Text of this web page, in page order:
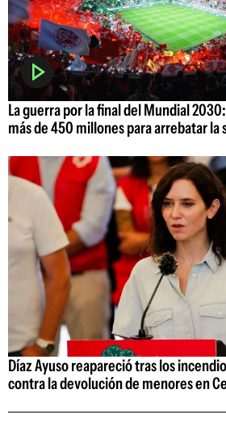
La guerra por la final del Mundial
más de 450 millones para arrebatar la
Díaz Ayuso reapareció tras los
contra la devolución de menores en